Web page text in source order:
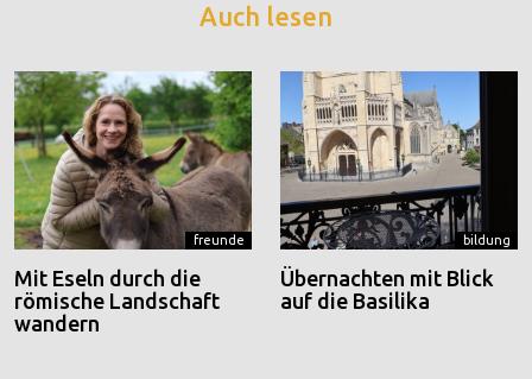
Auch lesen
freunde
Mit Eseln durch die
römische Landschaft
wandern
bildung
Übernachten mit Blick
auf die Basilika